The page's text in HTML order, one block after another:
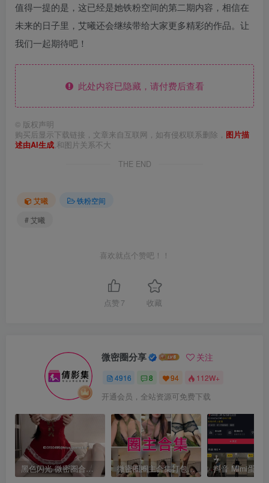
值得一提的是，这已经是她铁粉空间的第二期内容，相信在
未来的日子里，艾曦还会继续带给大家更多精彩的作品。让
我们一起期待吧！
此处内容已隐藏，请付费后查看
© 版权声明
购买后显示下载链接，文章来自互联网，如有侵权联系删除， 图片描
述由AI生成,和图片关系不大
THE END
艾曦
铁粉空间
# 艾曦
喜欢就点个赞吧！！
点赞 7 收藏
微密圈分享 关注
4916 8 94 112W+
开通会员，全站资源可免费下载
黑色闪光 微密圈合集[持续更新] 微密圈圈主合集打包下载 持续更新中